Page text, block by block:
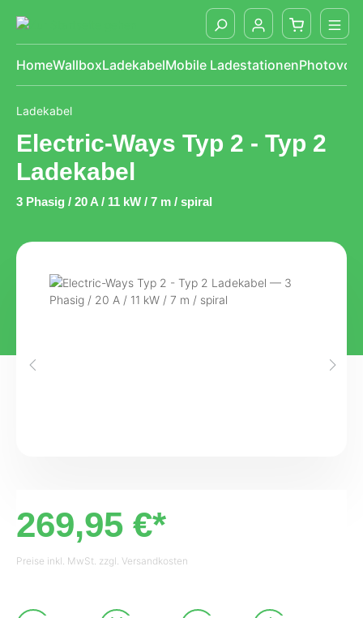
springen
HomeWallboxLadekabelMobile Ladestationen
Ladekabel
Electric-Ways Typ 2 - Typ 2
Ladekabel
3 Phasig / 20 A / 11 kW / 7 m / spiral
Bildergalerie überspringen
269,95 €*
Preise inkl. MwSt. zzgl. Versandkosten